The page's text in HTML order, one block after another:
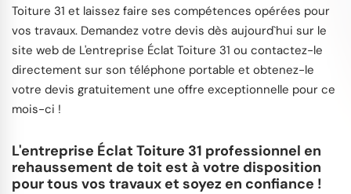
Toiture 31 et laissez faire ses compétences opérées pour
vos travaux. Demandez votre devis dès aujourd`hui sur le
site web de L'entreprise Éclat Toiture 31 ou contactez-le
directement sur son téléphone portable et obtenez-le
votre devis gratuitement une offre exceptionnelle pour ce
mois-ci !
L'entreprise Éclat Toiture 31 professionnel en
rehaussement de toit est à votre disposition
pour tous vos travaux et soyez en confiance !